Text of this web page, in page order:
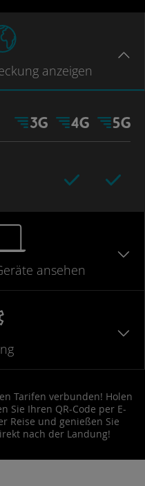
anzeigen
ansehen
Tarifen verbunden! Holen
Sie Ihren QR-Code per E-
Reise und genießen Sie
nach der Landung!